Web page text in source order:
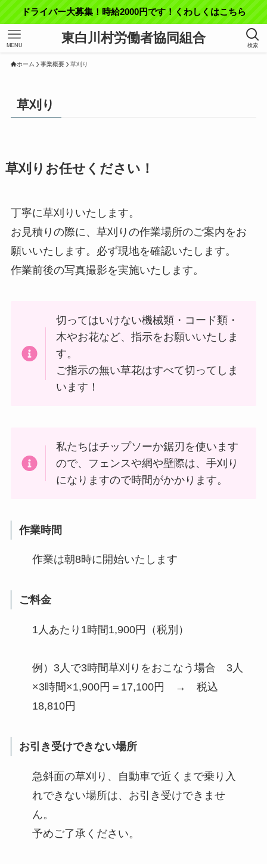
ドライバー大募集！時給2000円です！くわしくはこちら
東白川村労働者協同組合 検索
MENU
ホーム 事業概要 草刈り
草刈り
草刈りお任せください！
丁寧に草刈りいたします。
お見積りの際に、草刈りの作業場所のご案内をお
願いいたします。必ず現地を確認いたします。
作業前後の写真撮影を実施いたします。
切ってはいけない機械類・コード類・
木やお花など、指示をお願いいたしま
す。
ご指示の無い草花はすべて切ってしま
います！
私たちはチップソーか鋸刃を使います
ので、フェンスや網や壁際は、手刈り
になりますので時間がかかります。
作業時間
作業は朝8時に開始いたします
ご料金
1人あたり1時間1,900円（税別）
例）3人で3時間草刈りをおこなう場合 3人
×3時間×1,900円＝17,100円 → 税込
18,810円
お引き受けできない場所
急斜面の草刈り、自動車で近くまで乗り入
れできない場所は、お引き受けできませ
ん。
予めご了承ください。